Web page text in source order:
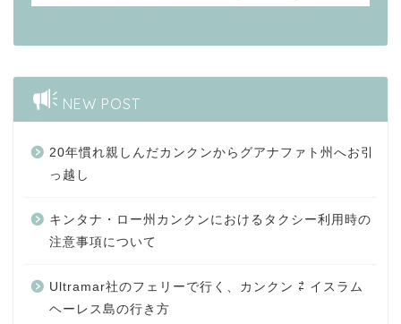
NEW POST
20年慣れ親しんだカンクンからグアナファト州へお引
っ越し
キンタナ・ロー州カンクンにおけるタクシー利用時の
注意事項について
Ultramar社のフェリーで行く、カンクン ⇄ イスラム
ヘーレス島の行き方